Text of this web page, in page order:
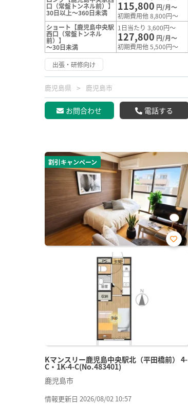
口（常盤トンネル前）】
30日以上～360日未満
115,800 円/月～
初期費用他 8,800円～
ショート【鹿児島中央駅
西口（常盤トンネル
前）】
～30日未満
1日当たり 3,600円～
127,800 円/月～
初期費用他 5,500円～
出張・研修向け
鹿児島県 鹿児島市
お問合わせ 電話する
割引キャンペーン
Kマンスリー鹿児島中央駅北（平田橋前） 4-
C・1K-4-C(No.483401)
お気
鹿児島市
情報更新日 2026/08/02 10:57